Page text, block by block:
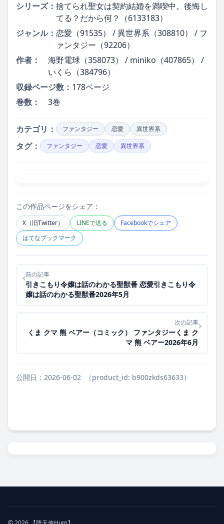
シリーズ： 捨てられ聖女は契約結婚を満喫中。後悔し
てる？だから何？（6133183）
ジャンル： 恋愛（91535） / 異世界系（308810） / フ
ァンタジー（92206）
作者：
海野電球（358073） / miniko（407865） /
いくら（384796）
収録ページ数： 178ページ
巻数：
3巻
カテゴリ： ファンタジー 恋愛 異世界系
タグ： ファンタジー 恋愛 異世界系
この作品ページをシェア：
X（旧Twitter） LINEで送る
Facebookでシェア
はてなブックマーク
‹前の記事
引きこもり令嬢は話のわかる聖獣番 恋愛引きこもり令
嬢は話のわかる聖獣番2026年5月
次の記事
くま クマ 熊 ベアー（コミック） ファンタジーくま ク
マ 熊 ベアー2026年6月
›
公開日：2026-06-02 （product_id: b900zkds63633）